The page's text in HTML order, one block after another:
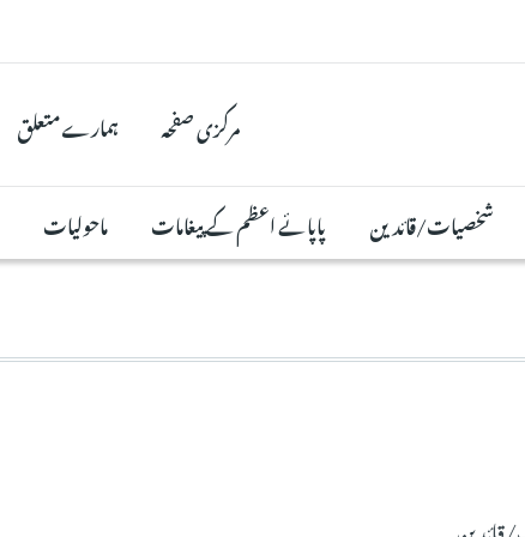
مرکزی صفحہ ہمارے متعلق
شخصیات/قائدین پاپائے اعظم کے پیغامات ماحولیات